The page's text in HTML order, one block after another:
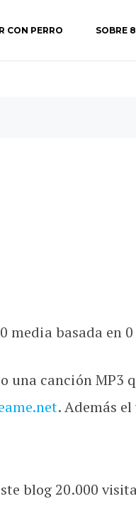
CON PERRO SOBRE
0media basada en 0
una canción MP3
. Además
blog 20.000